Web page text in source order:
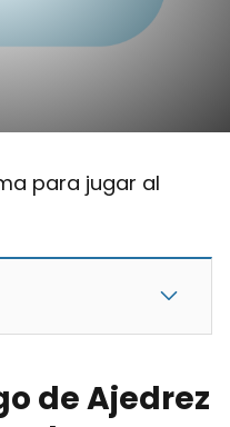
para jugar al
de Ajedrez